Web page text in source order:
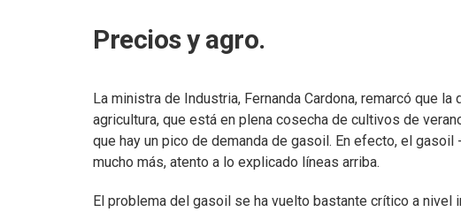
Precios y agro.
La ministra de Industria, Fernanda Cardona, remarcó que
agricultura, que está en plena cosecha de cultivos de
que hay un pico de demanda de gasoil. En efecto, el
mucho más, atento a lo explicado líneas arriba.
El problema del gasoil se ha vuelto bastante crítico a nivel